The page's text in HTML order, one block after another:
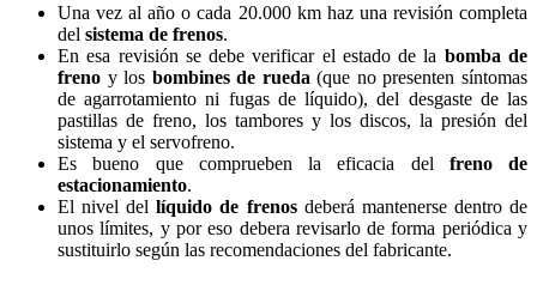
Una vez al año o cada 20.000 km haz una revisión completa
del sistema de frenos.
En esa revisión se debe verificar el estado de la bomba de
freno y los bombines de rueda (que no presenten síntomas
de agarrotamiento ni fugas de líquido), del desgaste de las
pastillas de freno, los tambores y los discos, la presión del
sistema y el servofreno.
Es bueno que comprueben la eficacia del freno de
estacionamiento.
El nivel dellíquido de frenosdeberá mantenerse dentro de
unos límites, y por eso debera revisarlo de forma periódica y
sustituirlo según las recomendaciones del fabricante.